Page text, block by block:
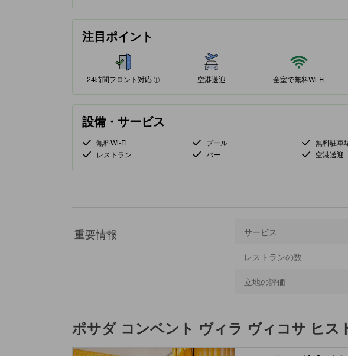
注目ポイント
24時間フロント対応
24時間フロント対応
空港送迎 全室で無料Wi-Fi
設備・サービス
無料Wi-Fi プール 無料駐車
レストラン
バー 空港送迎
重要情報 サービス
レストランの数
立地の評価
ポサダ コンベント ヴィラ ヴィコサ ヒス